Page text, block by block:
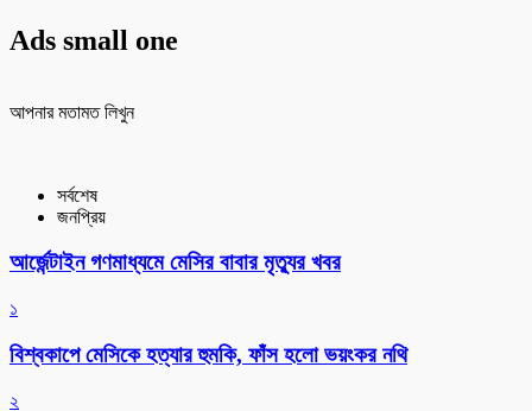
Ads small one
আপনার মতামত লিখুন
সর্বশেষ
জনপ্রিয়
আর্জেন্টাইন গণমাধ্যমে মেসির বাবার মৃত্যুর খবর
১
বিশ্বকাপে মেসিকে হত্যার হুমকি, ফাঁস হলো ভয়ংকর নথি
২